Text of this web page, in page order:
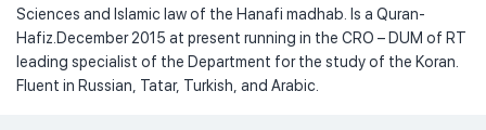
Sciences and Islamic law of the Hanafi madhab. Is a Quran-
Hafiz.December 2015 at present running in the CRO – DUM of RT
leading specialist of the Department for the study of the Koran.
Fluent in Russian, Tatar, Turkish, and Arabic.